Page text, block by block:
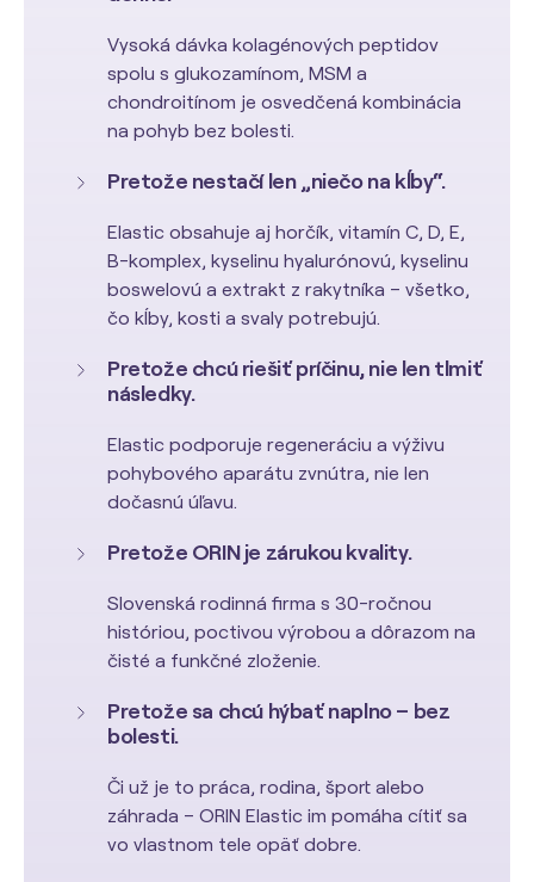
Vysoká dávka kolagénových peptidov
spolu s glukozamínom, MSM a
chondroitínom je osvedčená kombinácia
na pohyb bez bolesti.
Pretože nestačí len „niečo na kĺby“.
Elastic obsahuje aj horčík, vitamín C, D, E,
B-komplex, kyselinu hyalurónovú, kyselinu
boswelovú a extrakt z rakytníka – všetko,
čo kĺby, kosti a svaly potrebujú.
Pretože chcú riešiť príčinu, nie len tlmiť
následky.
Elastic podporuje regeneráciu a výživu
pohybového aparátu zvnútra, nie len
dočasnú úľavu.
Pretože ORIN je zárukou kvality.
Slovenská rodinná firma s 30-ročnou
históriou, poctivou výrobou a dôrazom na
čisté a funkčné zloženie.
Pretože sa chcú hýbať naplno – bez
bolesti.
Či už je to práca, rodina, šport alebo
záhrada – ORIN Elastic im pomáha cítiť sa
vo vlastnom tele opäť dobre.